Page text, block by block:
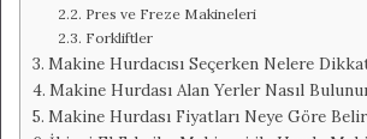
Pres ve Freze Makineleri
Forkliftler
Makine Hurdacısı Seçerken Nelere
Makine Hurdası Alan Yerler Nasıl
Makine Hurdası Fiyatları Neye Göre